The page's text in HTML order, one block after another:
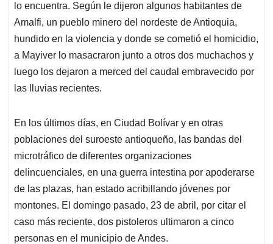
lo encuentra. Según le dijeron algunos habitantes de
Amalfi, un pueblo minero del nordeste de Antioquia,
hundido en la violencia y donde se cometió el homicidio,
a Mayiver lo masacraron junto a otros dos muchachos y
luego los dejaron a merced del caudal embravecido por
las lluvias recientes.
En los últimos días, en Ciudad Bolívar y en otras
poblaciones del suroeste antioqueño, las bandas del
microtráfico de diferentes organizaciones
delincuenciales, en una guerra intestina por apoderarse
de las plazas, han estado acribillando jóvenes por
montones. El domingo pasado, 23 de abril, por citar el
caso más reciente, dos pistoleros ultimaron a cinco
personas en el municipio de Andes.